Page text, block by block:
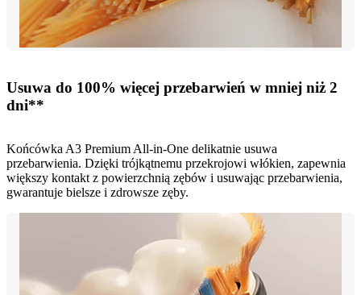
Usuwa do 100% więcej przebarwień w mniej niż 2
dni**
Końcówka A3 Premium All-in-One delikatnie usuwa
przebarwienia. Dzięki trójkątnemu przekrojowi włókien, zapewnia
większy kontakt z powierzchnią zębów i usuwając przebarwienia,
gwarantuje bielsze i zdrowsze zęby.